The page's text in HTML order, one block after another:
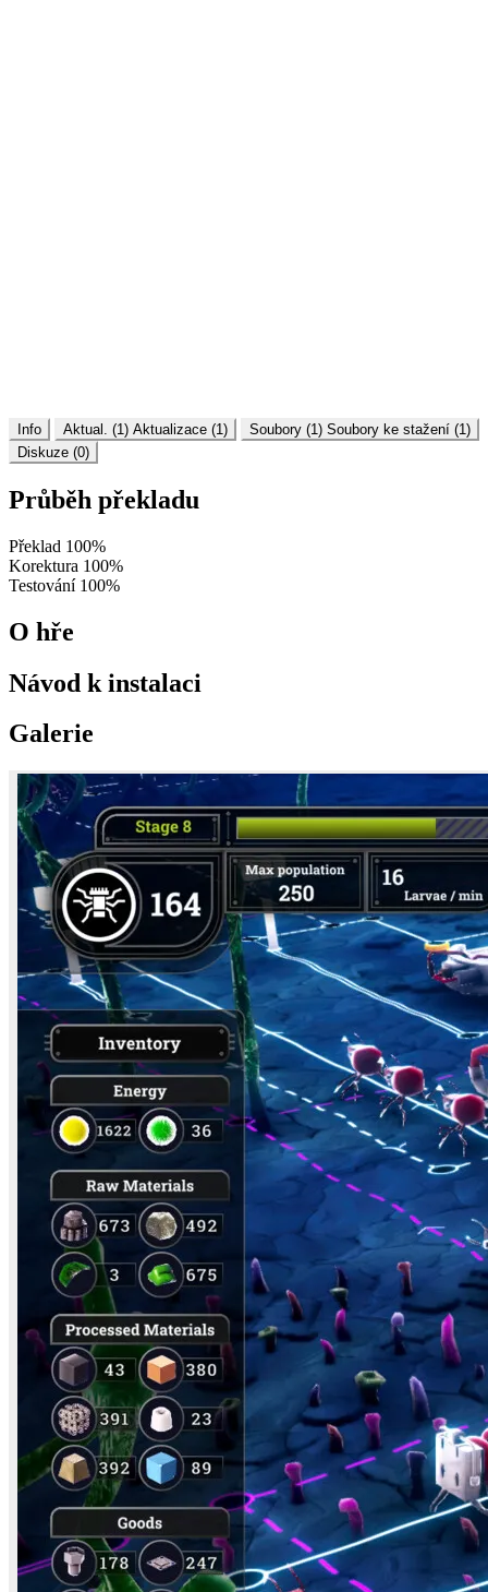
Info Aktual. (1) Aktualizace (1) Soubory (1) Soubory ke stažení (1)
Diskuze (0)
Průběh překladu
Překlad 100%
Korektura 100%
Testování 100%
O hře
Návod k instalaci
Galerie